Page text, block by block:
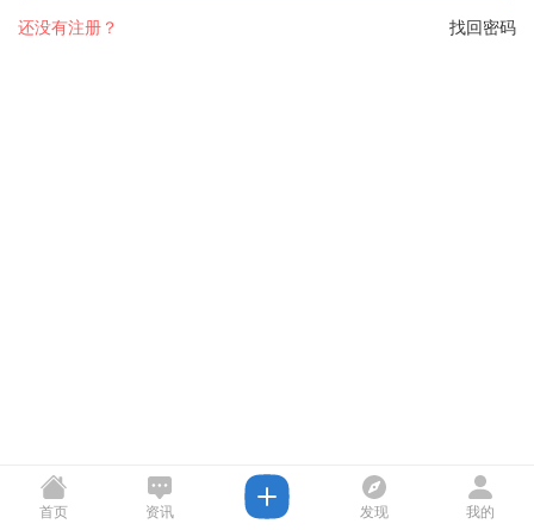
找回密码
还没有注册？
首页 资讯 发现 我的